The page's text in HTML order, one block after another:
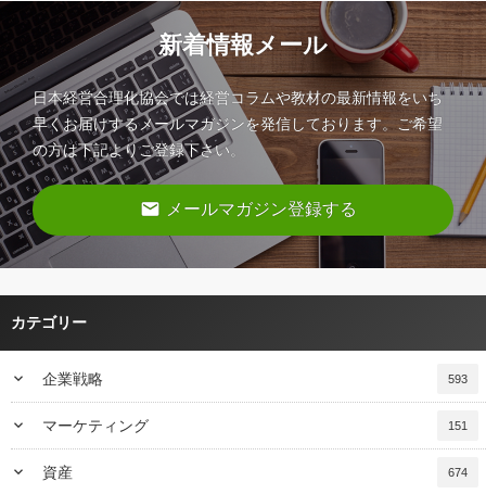
新着情報メール
日本経営合理化協会では経営コラムや教材の最新情報をいち
早くお届けするメールマガジンを発信しております。ご希望
の方は下記よりご登録下さい。
email メールマガジン登録する
カテゴリー
keyboard_arrow_down 企業戦略 593
keyboard_arrow_down マーケティング 151
keyboard_arrow_down 資産 674